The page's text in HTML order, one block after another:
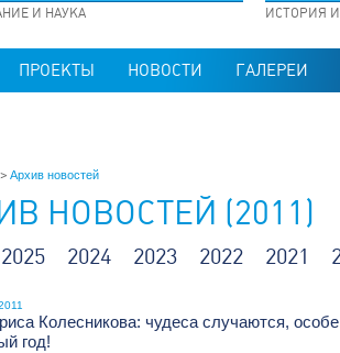
И НАУКА ИСТОРИЯ
ПРОЕКТЫ НОВОСТИ ГАЛЕРЕИ
Архив новостей
НОВОСТЕЙ (2011)
2025 2024 2023 2022 2021
Колесникова: чудеса случаются,
год!